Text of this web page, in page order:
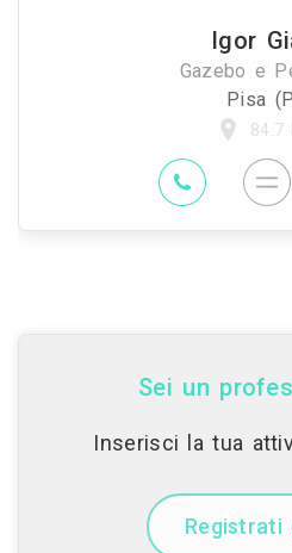
Igor
Gazebo e
Pisa
84.7
Sei un
Inserisci la tua
Registrati